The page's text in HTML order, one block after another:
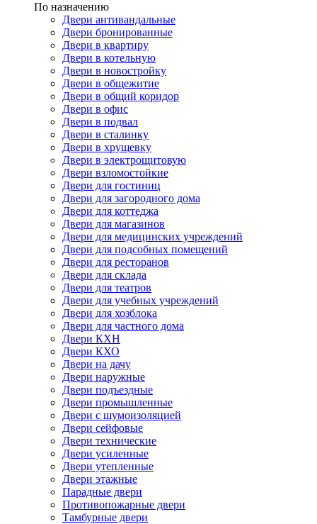
По назначению
Двери антивандальные
Двери бронированные
Двери в квартиру
Двери в котельную
Двери в новостройку
Двери в общежитие
Двери в общий коридор
Двери в офис
Двери в подвал
Двери в сталинку
Двери в хрущевку
Двери в электрощитовую
Двери взломостойкие
Двери для гостиниц
Двери для загородного дома
Двери для коттеджа
Двери для магазинов
Двери для медицинских учреждений
Двери для подсобных помещений
Двери для ресторанов
Двери для склада
Двери для театров
Двери для учебных учреждений
Двери для хозблока
Двери для частного дома
Двери КХН
Двери КХО
Двери на дачу
Двери наружные
Двери подъездные
Двери промышленные
Двери с шумоизоляцией
Двери сейфовые
Двери технические
Двери усиленные
Двери утепленные
Двери этажные
Парадные двери
Противопожарные двери
Тамбурные двери